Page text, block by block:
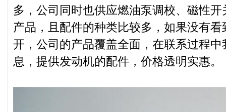
多，公司同时也供应燃油泵调校、磁性
产品，且配件的种类比较多，如果没有
开，公司的产品覆盖全面，在联系过程
息，提供发动机的配件，价格透明实惠。